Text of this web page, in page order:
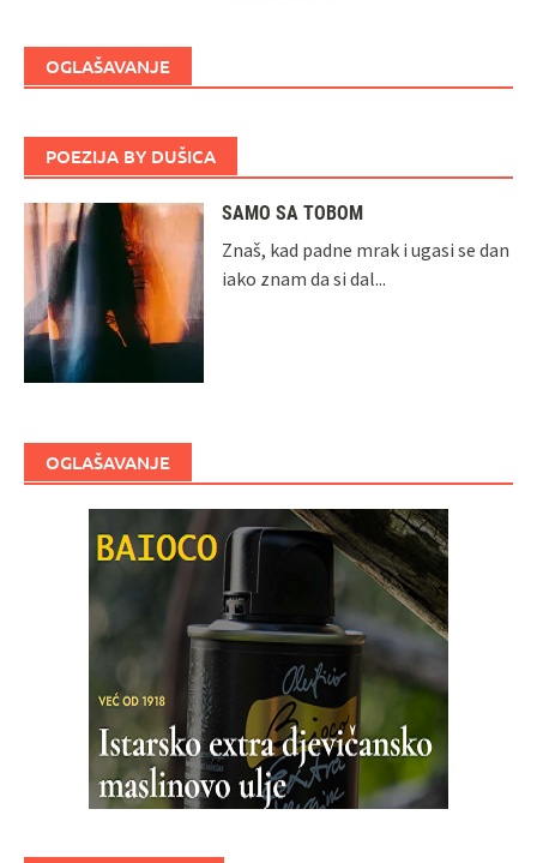
OGLAŠAVANJE
POEZIJA BY DUŠICA
SAMO SA TOBOM
Znaš, kad padne mrak i ugasi se dan
iako znam da si dal...
OGLAŠAVANJE